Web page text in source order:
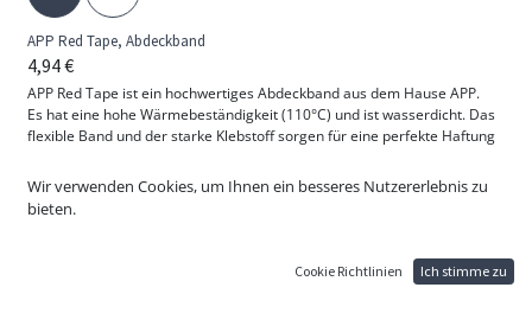
APP Red Tape, Abdeckband
4,94€
APP Red Tape ist ein hochwertiges Abdeckband aus dem Hause APP.
Es hat eine hohe Wärmebeständigkeit (110°C) und ist wasserdicht. Das
flexible Band und der starke Klebstoff sorgen für eine perfekte Haftung
Die hohe Feuchtigkeitsbeständigkeit ermöglicht es, mit wasserbasierten
und konventionellen Lacken zu arbeiten. Sehr starker Klebstoff, leicht
abziehbar ( hinterlässt keine Kleberückstände)
Geeignet für folgende Oberflächen: Lacke, Glas, Kunststoffe, Gummi,
Wir verwenden Cookies, um Ihnen ein besseres Nutzererlebnis zu
bieten.
Cookie Richtlinien Ich stimme zu